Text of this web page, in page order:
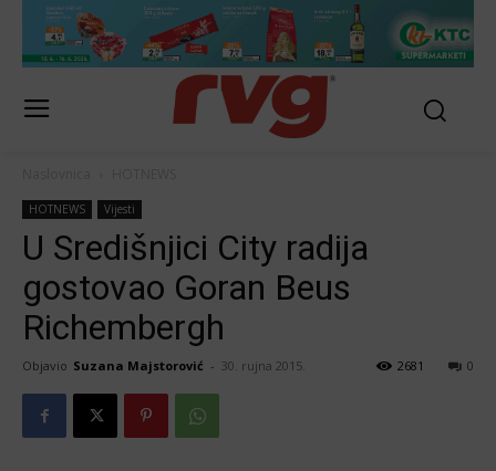
HOTNEWS Vijesti
U Središnjici City radija
gostovao Goran Beus
Richembergh
Objavio Suzana Majstorović - 30. rujna 2015. 0
2681